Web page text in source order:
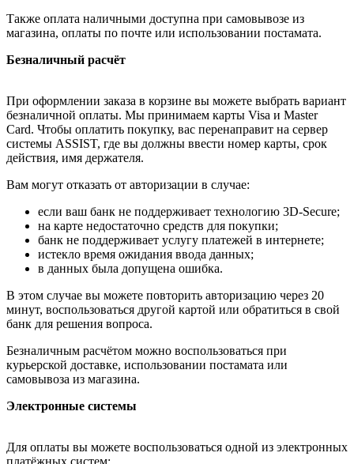
Также оплата наличными доступна при самовывозе из
магазина, оплаты по почте или использовании постамата.
Безналичный расчёт
При оформлении заказа в корзине вы можете выбрать вариант
безналичной оплаты. Мы принимаем карты Visa и Master
Card. Чтобы оплатить покупку, вас перенаправит на сервер
системы ASSIST, где вы должны ввести номер карты, срок
действия, имя держателя.
Вам могут отказать от авторизации в случае:
если ваш банк не поддерживает технологию 3D-Secure;
на карте недостаточно средств для покупки;
банк не поддерживает услугу платежей в интернете;
истекло время ожидания ввода данных;
в данных была допущена ошибка.
В этом случае вы можете повторить авторизацию через 20
минут, воспользоваться другой картой или обратиться в свой
банк для решения вопроса.
Безналичным расчётом можно воспользоваться при
курьерской доставке, использовании постамата или
самовывоза из магазина.
Электронные системы
Для оплаты вы можете воспользоваться одной из электронных